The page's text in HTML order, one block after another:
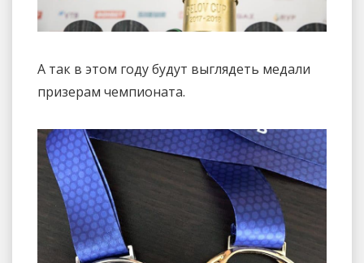
А так в этом году будут выглядеть медали
призерам чемпионата.